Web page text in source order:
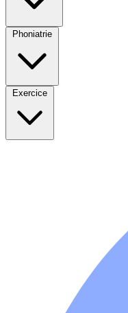
Phoniatrie
Exercice